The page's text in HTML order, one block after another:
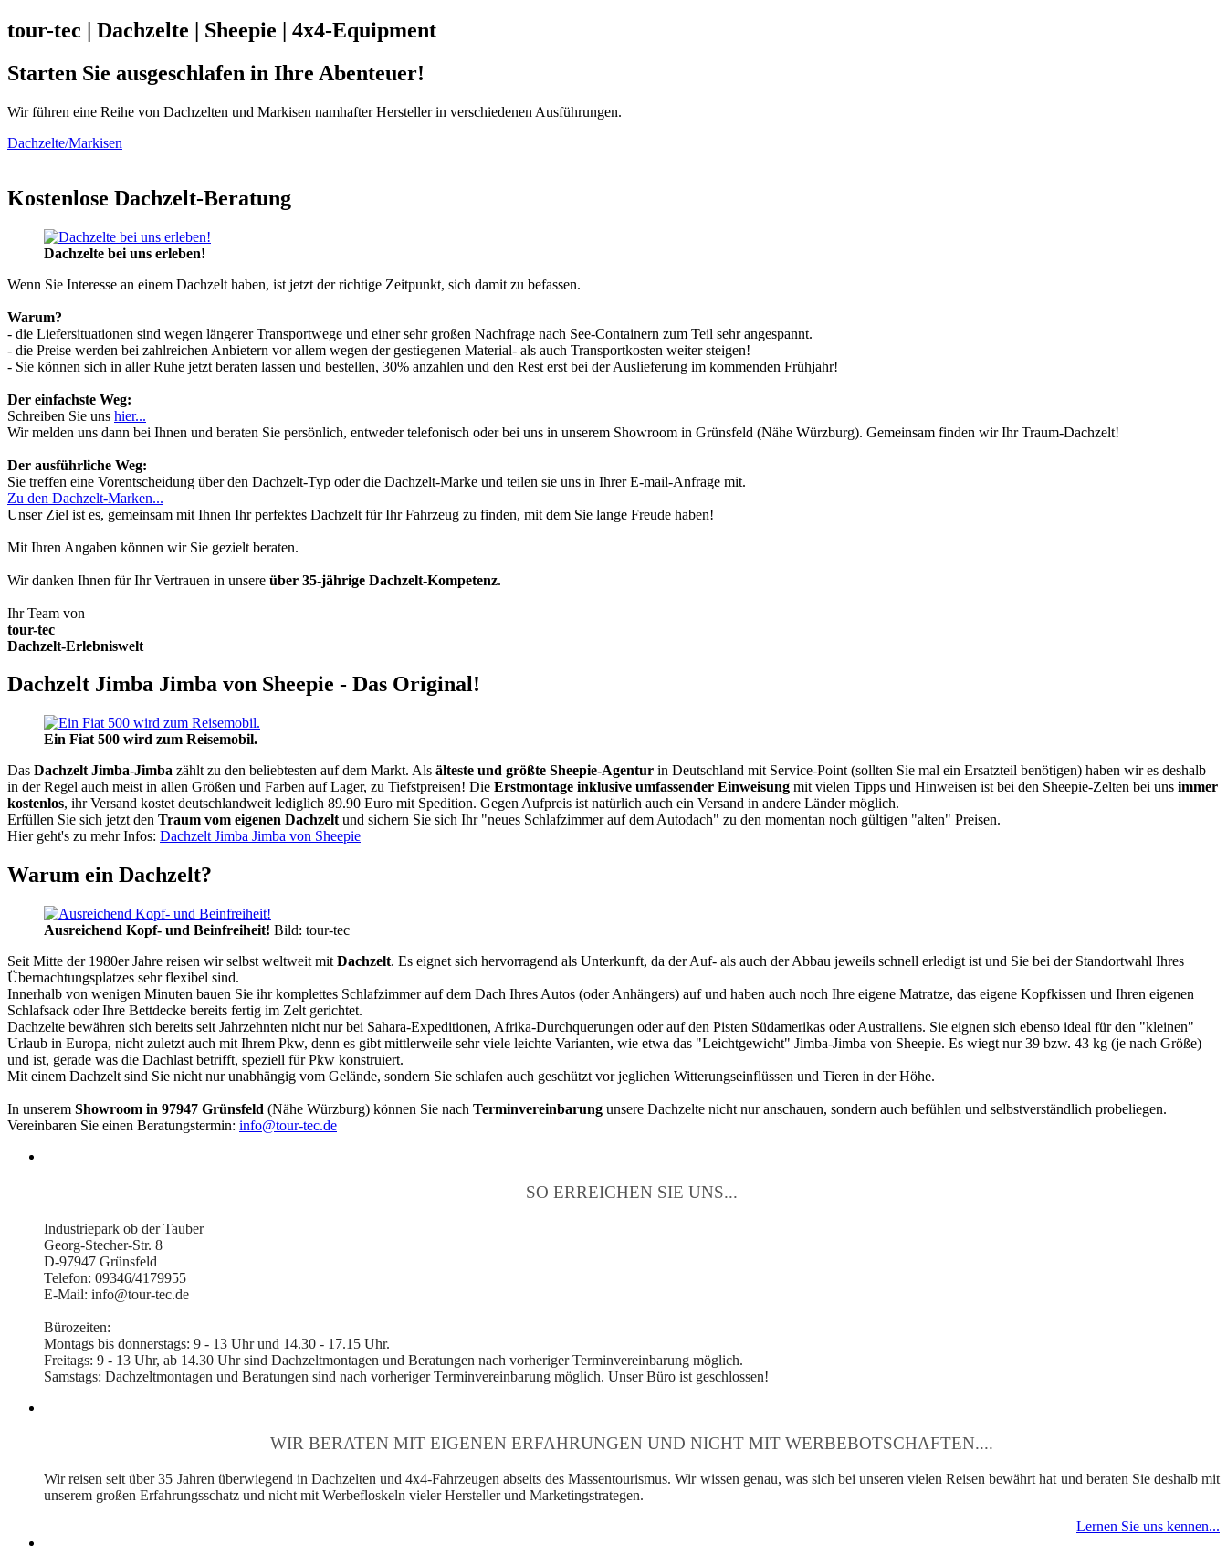
tour-tec | Dachzelte | Sheepie | 4x4-Equipment
Starten Sie ausgeschlafen in Ihre Abenteuer!
Wir führen eine Reihe von Dachzelten und Markisen namhafter Hersteller in verschiedenen Ausführungen.
Dachzelte/Markisen
Kostenlose Dachzelt-Beratung
Dachzelte bei uns erleben!
Wenn Sie Interesse an einem Dachzelt haben, ist jetzt der richtige Zeitpunkt, sich damit zu befassen.
Warum?
- die Liefersituationen sind wegen längerer Transportwege und einer sehr großen Nachfrage nach See-Containern zum Teil sehr angespannt.
- die Preise werden bei zahlreichen Anbietern vor allem wegen der gestiegenen Material- als auch Transportkosten weiter steigen!
- Sie können sich in aller Ruhe jetzt beraten lassen und bestellen, 30% anzahlen und den Rest erst bei der Auslieferung im kommenden Frühjahr!
Der einfachste Weg:
Schreiben Sie uns hier...
Wir melden uns dann bei Ihnen und beraten Sie persönlich, entweder telefonisch oder bei uns in unserem Showroom in Grünsfeld (Nähe Würzburg). Gemeinsam finden wir Ihr Traum-Dachzelt!
Der ausführliche Weg:
Sie treffen eine Vorentscheidung über den Dachzelt-Typ oder die Dachzelt-Marke und teilen sie uns in Ihrer E-mail-Anfrage mit.
Zu den Dachzelt-Marken...
Unser Ziel ist es, gemeinsam mit Ihnen Ihr perfektes Dachzelt für Ihr Fahrzeug zu finden, mit dem Sie lange Freude haben!
Mit Ihren Angaben können wir Sie gezielt beraten.
Wir danken Ihnen für Ihr Vertrauen in unsere über 35-jährige Dachzelt-Kompetenz.
Ihr Team von
tour-tec
Dachzelt-Erlebniswelt
Dachzelt Jimba Jimba von Sheepie - Das Original!
Ein Fiat 500 wird zum Reisemobil.
Das Dachzelt Jimba-Jimba zählt zu den beliebtesten auf dem Markt. Als älteste und größte Sheepie-Agentur in Deutschland mit Service-Point (sollten Sie mal ein Ersatzteil benötigen) haben wir es deshalb
in der Regel auch meist in allen Größen und Farben auf Lager, zu Tiefstpreisen! Die Erstmontage inklusive umfassender Einweisung mit vielen Tipps und Hinweisen ist bei den Sheepie-Zelten bei uns immer
kostenlos, ihr Versand kostet deutschlandweit lediglich 89.90 Euro mit Spedition. Gegen Aufpreis ist natürlich auch ein Versand in andere Länder möglich.
Erfüllen Sie sich jetzt den Traum vom eigenen Dachzelt und sichern Sie sich Ihr "neues Schlafzimmer auf dem Autodach" zu den momentan noch gültigen "alten" Preisen.
Hier geht's zu mehr Infos: Dachzelt Jimba Jimba von Sheepie
Warum ein Dachzelt?
Ausreichend Kopf- und Beinfreiheit! Bild: tour-tec
Seit Mitte der 1980er Jahre reisen wir selbst weltweit mit Dachzelt. Es eignet sich hervorragend als Unterkunft, da der Auf- als auch der Abbau jeweils schnell erledigt ist und Sie bei der Standortwahl Ihres
Übernachtungsplatzes sehr flexibel sind.
Innerhalb von wenigen Minuten bauen Sie ihr komplettes Schlafzimmer auf dem Dach Ihres Autos (oder Anhängers) auf und haben auch noch Ihre eigene Matratze, das eigene Kopfkissen und Ihren eigenen
Schlafsack oder Ihre Bettdecke bereits fertig im Zelt gerichtet.
Dachzelte bewähren sich bereits seit Jahrzehnten nicht nur bei Sahara-Expeditionen, Afrika-Durchquerungen oder auf den Pisten Südamerikas oder Australiens. Sie eignen sich ebenso ideal für den "kleinen"
Urlaub in Europa, nicht zuletzt auch mit Ihrem Pkw, denn es gibt mittlerweile sehr viele leichte Varianten, wie etwa das "Leichtgewicht" Jimba-Jimba von Sheepie. Es wiegt nur 39 bzw. 43 kg (je nach Größe)
und ist, gerade was die Dachlast betrifft, speziell für Pkw konstruiert.
Mit einem Dachzelt sind Sie nicht nur unabhängig vom Gelände, sondern Sie schlafen auch geschützt vor jeglichen Witterungseinflüssen und Tieren in der Höhe.
In unserem Showroom in 97947 Grünsfeld (Nähe Würzburg) können Sie nach Terminvereinbarung unsere Dachzelte nicht nur anschauen, sondern auch befühlen und selbstverständlich probeliegen.
Vereinbaren Sie einen Beratungstermin: info@tour-tec.de
SO ERREICHEN SIE UNS...
Industriepark ob der Tauber
Georg-Stecher-Str. 8
D-97947 Grünsfeld
Telefon: 09346/4179955
E-Mail: info@tour-tec.de
Bürozeiten:
Montags bis donnerstags: 9 - 13 Uhr und 14.30 - 17.15 Uhr.
Freitags: 9 - 13 Uhr, ab 14.30 Uhr sind Dachzeltmontagen und Beratungen nach vorheriger Terminvereinbarung möglich.
Samstags: Dachzeltmontagen und Beratungen sind nach vorheriger Terminvereinbarung möglich. Unser Büro ist geschlossen!
WIR BERATEN MIT EIGENEN ERFAHRUNGEN UND NICHT MIT WERBEBOTSCHAFTEN....
Wir reisen seit über 35 Jahren überwiegend in Dachzelten und 4x4-Fahrzeugen abseits des Massentourismus. Wir wissen genau, was sich bei unseren vielen Reisen bewährt hat und beraten Sie deshalb mit
unserem großen Erfahrungsschatz und nicht mit Werbefloskeln vieler Hersteller und Marketingstrategen.
Lernen Sie uns kennen...